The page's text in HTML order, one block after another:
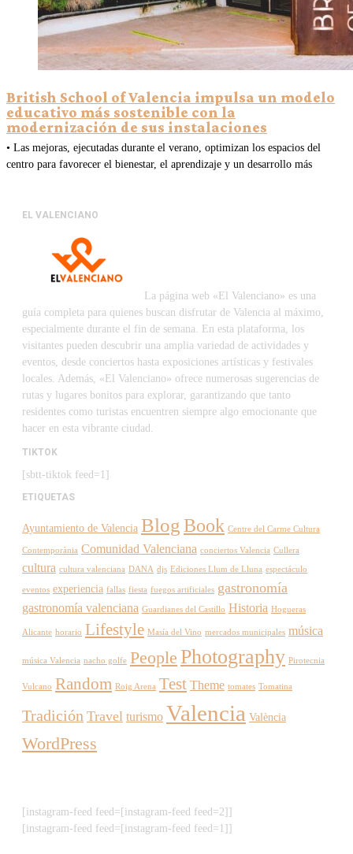
British School of Valencia impulsa un modelo
educativo más sostenible con la
modernización de sus instalaciones
• Las mejoras, ejecutadas durante el verano, optimizan los espacios del
centro para favorecer el bienestar, el aprendizaje y un desarrollo más
EL VALENCIANO
La página web «El Valenciano» es una
guía completa para quienes buscan disfrutar de Valencia al máximo,
especialmente durante el fin de semana. En esta plataforma, los
visitantes pueden descubrir una amplia variedad de actividades y
eventos, desde conciertos hasta exposiciones artísticas y festivales
locales. Además, «El Valenciano» ofrece numerosas sugerencias de
rutas y lugares bonitos para explorar, garantizando que tanto
residentes como turistas encuentren siempre algo emocionante que
hacer en esta vibrante ciudad.
TIKTOK
[sbtt-tiktok feed=1]
ETIQUETAS
Ayuntamiento de Valencia BlogBook Centre del Carme Cultura
Contemporània Comunidad Valenciana conciertos Valencia Cullera
cultura cultura valenciana DANA djs Ediciones Llum de Lluna espectáculo
eventos experiencia fallas fiesta fuegos artificiales gastronomía
gastronomía valenciana Guardianes del Castillo Historia Hogueras
Alicante horario Lifestyle Masía del Vino mercados municipales música
música Valencia nacho golfe People Photography Pirotecnia
Vulcano Random Roig Arena Test Theme tomates Tomatina
Tradición Travel turismo Valencia València
WordPress
[instagram-feed feed=[instagram-feed feed=2]]
[instagram-feed feed=[instagram-feed feed=1]]